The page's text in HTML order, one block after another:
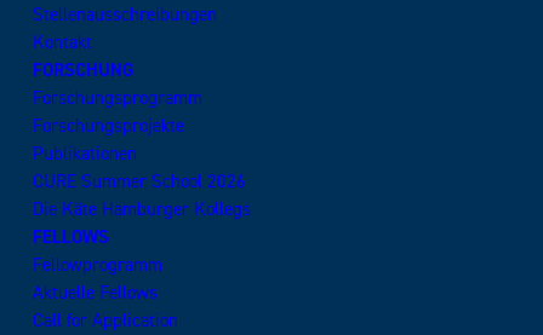
Stellenausschreibungen
Kontakt
FORSCHUNG
Forschungsprogramm
Forschungsprojekte
Publikationen
CURE Summer School 2026
Die Käte Hamburger Kollegs
FELLOWS
Fellowprogramm
Aktuelle Fellows
Call for Application